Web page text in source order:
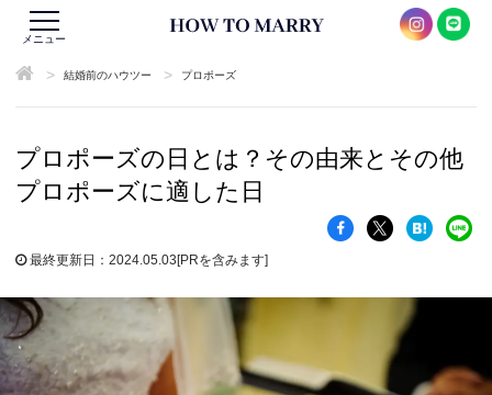
メニュー
> 結婚前のハウツー > プロポーズ
プロポーズの日とは？その由来とその他
プロポーズに適した日
最終更新日：2024.05.03[PRを含みます]